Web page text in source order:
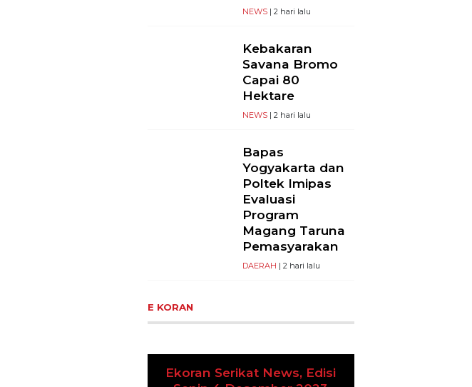
NEWS | 2 hari lalu
Kebakaran
Savana Bromo
Capai 80
Hektare
NEWS | 2 hari lalu
Bapas
Yogyakarta dan
Poltek Imipas
Evaluasi
Program
Magang Taruna
Pemasyarakan
DAERAH | 2 hari lalu
E KORAN